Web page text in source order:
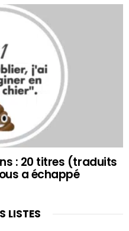
: 20 titres (traduits
a échappé
LISTES